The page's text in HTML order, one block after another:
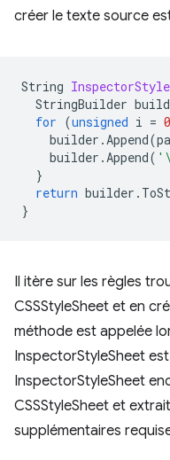
créer le texte source
String
StringBuilder
for (unsigned i = 0
builder .Append(
builder .Append(
}
return builder .
}
Il itère sur les règles
CSSStyleSheet et en
méthode est appelée
InspectorStyleSheet
InspectorStyleSheet
CSSStyleSheet et
supplémentaires